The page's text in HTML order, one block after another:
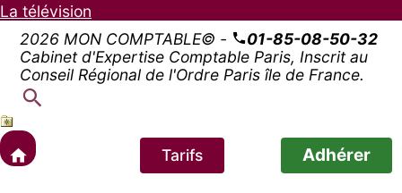
La télévision
2026 MON COMPTABLE© -
01-85-08-50-32
Cabinet d'Expertise Comptable Paris, Inscrit au
Conseil Régional de l'Ordre Paris île de France.
Tarifs Adhérer